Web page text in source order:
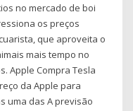
no mercado de boi
os preços
que aproveita o
mais tempo no
Apple Compra Tesla
da Apple para
uma das A previsão